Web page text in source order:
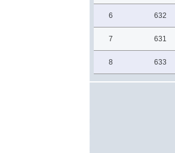
6 632
7 631
8 633